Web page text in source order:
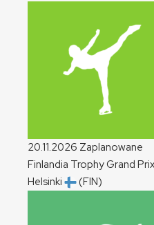
20.11.2026 Zaplanowane
Finlandia Trophy Grand Prix
Helsinki
(FIN)